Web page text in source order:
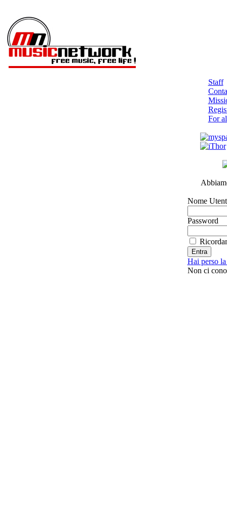
Staff
For
Nome
Password
Hai perso
Non ci